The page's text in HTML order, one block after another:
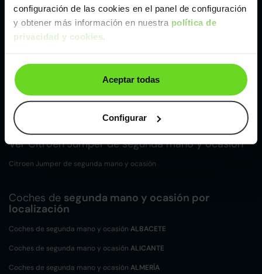
configuración de las cookies en el panel de configuración
y obtener más información en nuestra política de
privacidad y cookies.
Aceptar todas
Configurar
Málaga
Valencia
Zaragoza
Ver Citroen Jumper de segunda mano y ocasión
Citroen Jumper de segunda mano y ocasión
Coches de segunda mano y ocasión por
localización
Coches de segunda mano y ocasión ALBACETE
Coches de segunda mano y ocasión ALICANTE
Coches de segunda mano y ocasión ALMERÍA